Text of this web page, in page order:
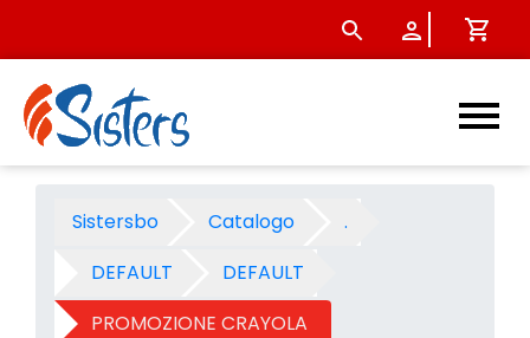
PROMOZIONE CRAYOLA
Sistersbo Catalogo
.
DEFAULT
DEFAULT
PROMOZIONE CRAYOLA